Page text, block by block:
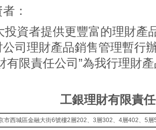
：
投資者提供更豐富的理財產
司理財產品銷售管理暫行
有限責任公司”為我行理財
工銀理財有限責
市西城區金融大街6號樓2層202、3層302、4層402、5